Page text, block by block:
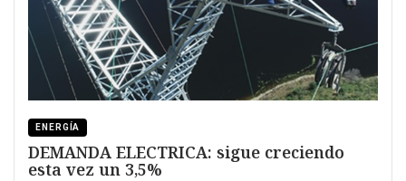
ENERGÍA
DEMANDA ELECTRICA: sigue creciendo
esta vez un 3,5%